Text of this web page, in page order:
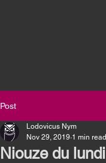
Post
Niouze du lundi
Lodovicus Nym
Nov 29, 2019 1 min read